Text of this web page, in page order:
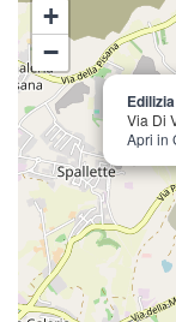
Via Di
Apri in
+
−